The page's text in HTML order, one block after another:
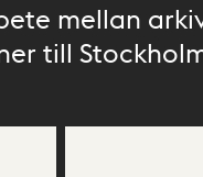
mellan
till